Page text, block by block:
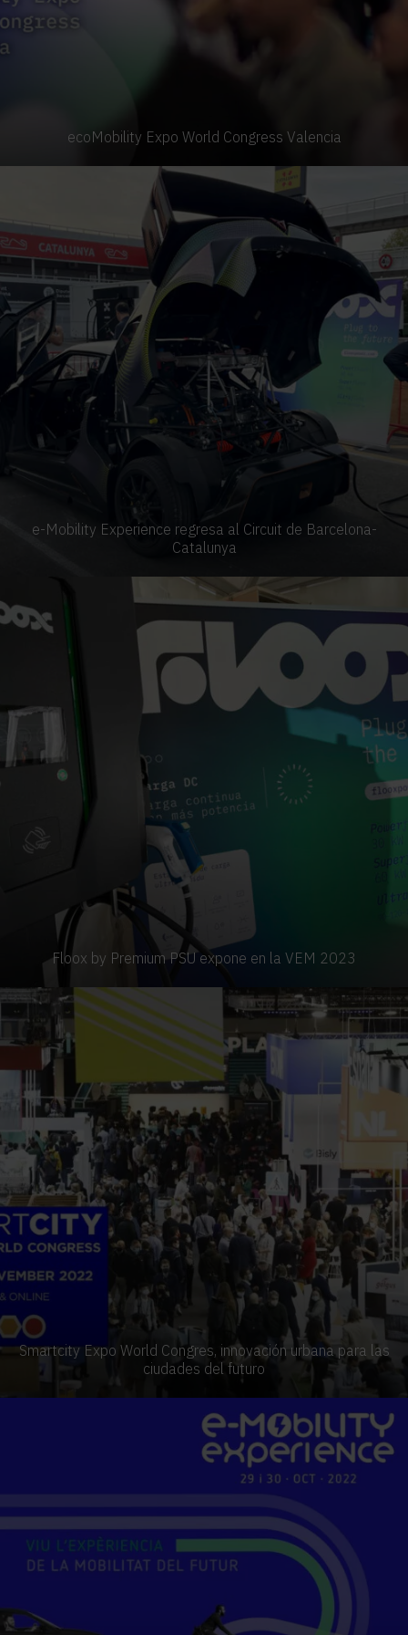
ecoMobility Expo World Congress Valencia
e-Mobility Experience regresa al Circuit de Barcelona-
Catalunya
Floox by Premium PSU expone en la VEM 2023
Smartcity Expo World Congres, innovación urbana para las
ciudades del futuro